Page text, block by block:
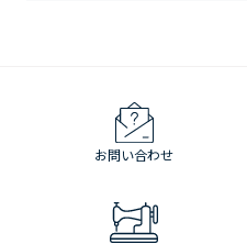
お問い合わせ